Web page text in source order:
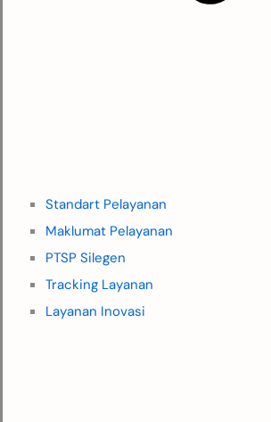
Standart Pelayanan
Maklumat Pelayanan
PTSP Silegen
Tracking Layanan
Layanan Inovasi